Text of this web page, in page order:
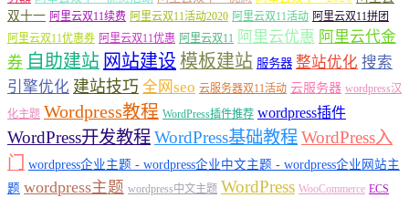
双十一 阿里云双11续费 阿里云双11活动2020 阿里云双11活动 阿里云双11拼团
阿里云双11优惠券 阿里云双11优惠 阿里云双11 阿里云优惠 阿里云代金
券 自助建站 网站建设 模板建站 服务器 整站优化 搜索
引擎优化 建站技巧 全网seo 云服务器双11活动 云服务器 wordpress汉
化主题 Wordpress教程 WordPress插件推荐 wordpress插件
WordPress开发教程WordPress基础教程WordPress入
门
wordpress企业主题 - wordpress企业中文主题 - wordpress企业网站主
题 wordpress主题 wordpress中文主题 WordPress WooCommerce ECS